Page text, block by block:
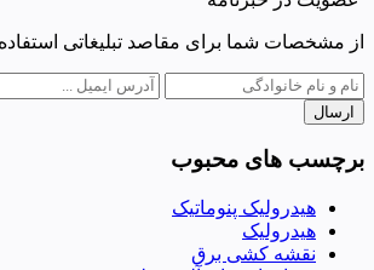
از مشخصات شما برای مقاصد تبلیغاتی
ارسال
برچسب های محبوب
هیدرولیک پنوماتیک
هیدرولیک
نقشه کشی برق